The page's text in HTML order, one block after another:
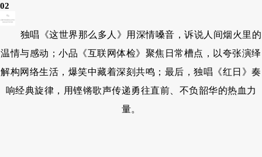
02
独唱《这世界那么多人》用深情嗓音，诉说人间烟火里的
温情与感动；小品《互联网体检》聚焦日常槽点，以夸张演绎
解构网络生活，爆笑中藏着深刻共鸣；最后，独唱《红日》奏
响经典旋律，用铿锵歌声传递勇往直前、不负韶华的热血力
量。